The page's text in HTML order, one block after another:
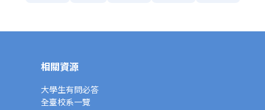
相關資源
大學生有問必答
全臺校系一覽